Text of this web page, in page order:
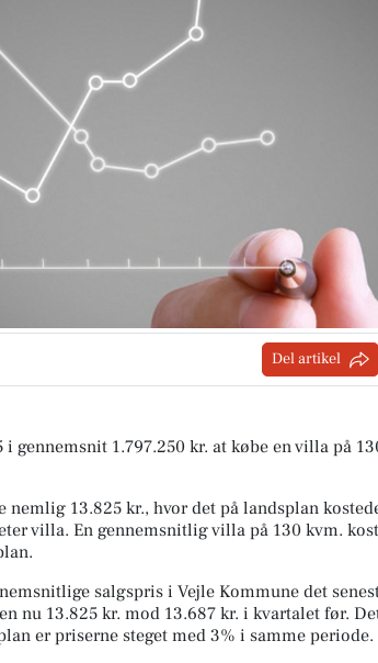
Del artikel
gennemsnit 1.797.250 kr. at købe en villa på
nemlig 13.825 kr., hvor det på landsplan
villa. En gennemsnitlig villa på 130 kvm.
salgspris i Vejle Kommune det
nu 13.825 kr. mod 13.687 kr. i kvartalet før.
er priserne steget med 3% i samme periode.